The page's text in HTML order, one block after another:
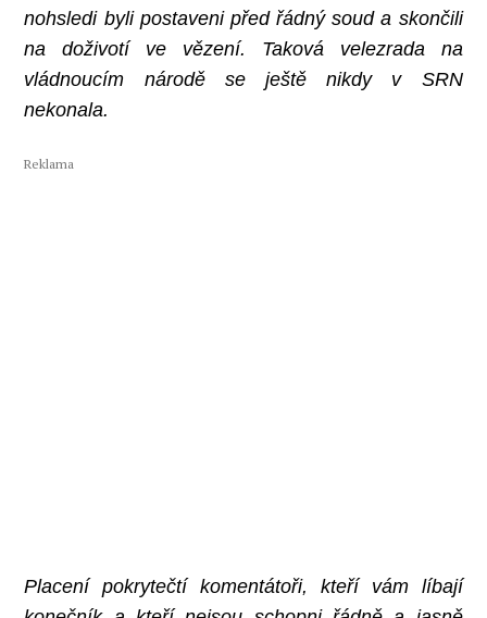
nohsledi byli postaveni před řádný soud a skončili
na doživotí ve vězení. Taková velezrada na
vládnoucím národě se ještě nikdy v SRN
nekonala.
Reklama
Placení pokrytečtí komentátoři, kteří vám líbají